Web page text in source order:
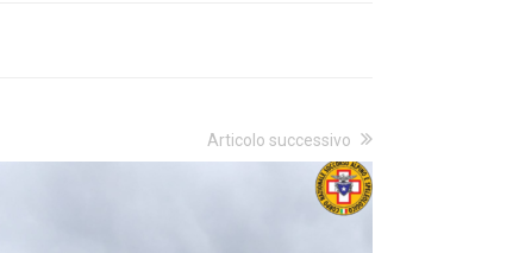
Articolo successivo